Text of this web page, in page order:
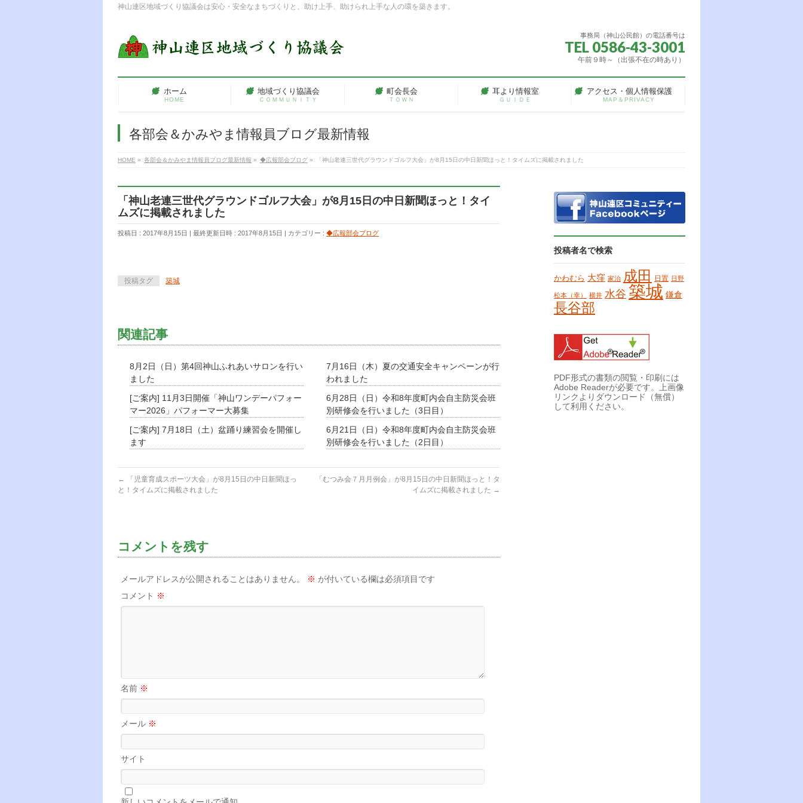
神山連区地域づくり協議会は安心・安全なまちづくりと、助け上手、助けられ上手な人の環を築きます。
事務局（神山公民館）の電話番号は
TEL 0586-43-3001
午前９時～（出張不在の時あり）
ホーム
HOME
地域づくり協議会
ＣＯＭＭＵＮＩＴＹ
町会長会
ＴＯＷＮ
耳より情報室
ＧＵＩＤＥ
アクセス・個人情報保護
MAP＆PRIVACY
各部会＆かみやま情報員ブログ最新情報
HOME » 各部会＆かみやま情報員ブログ最新情報 » ◆広報部会ブログ » 「神山老連三世代グラウンドゴルフ大会」が8月15日の中日新聞ほっと！タイムズに掲載されました
「神山老連三世代グラウンドゴルフ大会」が8月15日の中日新聞ほっと！タイ
ムズに掲載されました
投稿日 : 2017年8月15日 最終更新日時 : 2017年8月15日 カテゴリー : ◆広報部会ブログ
投稿タグ 築城
関連記事
8月2日（日）第4回神山ふれあいサロンを行い
ました
7月16日（木）夏の交通安全キャンペーンが行
われました
[ご案内] 11月3日開催「神山ワンデーパフォー
マー2026」パフォーマー大募集
6月28日（日）令和8年度町内会自主防災会班
別研修会を行いました（3日目）
[ご案内] 7月18日（土）盆踊り練習会を開催し
ます
6月21日（日）令和8年度町内会自主防災会班
別研修会を行いました（2日目）
←
「児童育成スポーツ大会」が8月15日の中日新聞ほっ
と！タイムズに掲載されました
「むつみ会７月月例会」が8月15日の中日新聞ほっと！タ
イムズに掲載されました →
コメントを残す
メールアドレスが公開されることはありません。 ※ が付いている欄は必須項目です
コメント ※
名前 ※
メール ※
サイト
投稿者名で検索
かわむら 大窪 家治 成田 日置 日野
松本（幸） 横井 水谷 築城 鎌倉
長谷部
PDF形式の書類の閲覧・印刷には
Adobe Readerが必要です。上画像
リンクよりダウンロード（無償）
して利用ください。